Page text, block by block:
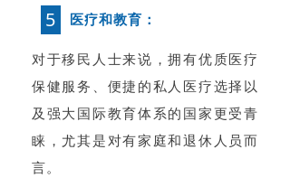
5 医疗和教育：
对于移民人士来说，拥有优质医疗
保健服务、便捷的私人医疗选择以
及强大国际教育体系的国家更受青
睐，尤其是对有家庭和退休人员而
言。